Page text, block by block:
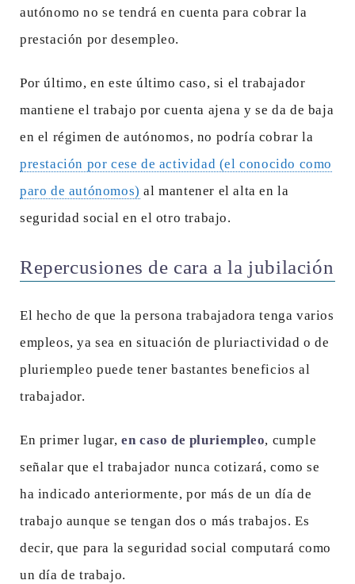
autónomo no se tendrá en cuenta para cobrar la
prestación por desempleo.
Por último, en este último caso, si el trabajador
mantiene el trabajo por cuenta ajena y se da de baja
en el régimen de autónomos, no podría cobrar la
prestación por cese de actividad (el conocido como
paro de autónomos) al mantener el alta en la
seguridad social en el otro trabajo.
Repercusiones de cara a la jubilación
El hecho de que la persona trabajadora tenga varios
empleos, ya sea en situación de pluriactividad o de
pluriempleo puede tener bastantes beneficios al
trabajador.
En primer lugar,en caso de pluriempleo, cumple
señalar que el trabajador nunca cotizará, como se
ha indicado anteriormente, por más de un día de
trabajo aunque se tengan dos o más trabajos. Es
decir, que para la seguridad social computará como
un día de trabajo.